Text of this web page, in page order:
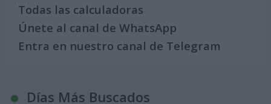
Todas las calculadoras
Únete al canal de WhatsApp
Entra en nuestro canal de Telegram
Días Más Buscados